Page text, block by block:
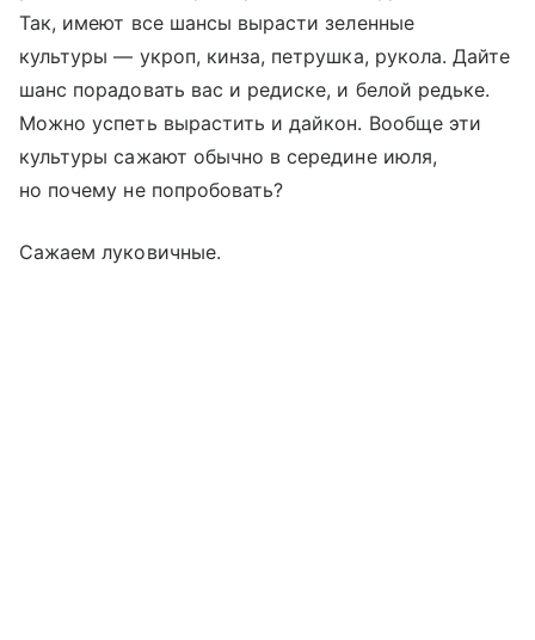
Так, имеют все шансы вырасти зеленные
культуры — укроп, кинза, петрушка, рукола. Дайте
шанс порадовать вас и редиске, и белой редьке.
Можно успеть вырастить и дайкон. Вообще эти
культуры сажают обычно в середине июля,
но почему не попробовать?
Сажаем луковичные.